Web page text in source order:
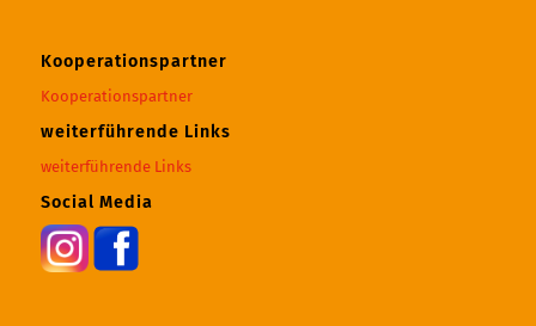
Kooperationspartner
Kooperationspartner
weiterführende Links
weiterführende Links
Social Media